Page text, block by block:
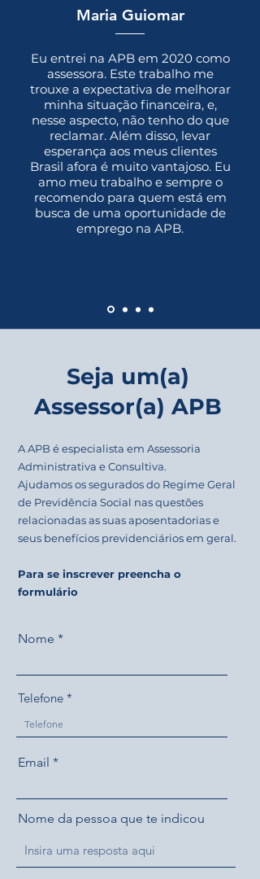
Maria Guiomar
Eu entrei na APB em 2020 como
assessora. Este trabalho me
trouxe a expectativa de melhorar
minha situação financeira, e,
nesse aspecto, não tenho do que
reclamar. Além disso, levar
esperança aos meus clientes
Brasil afora é muito vantajoso. Eu
amo meu trabalho e sempre o
recomendo para quem está em
busca de uma oportunidade de
emprego na APB.
Seja um(a)
Assessor(a) APB
A APB é especialista em Assessoria
Administrativa e Consultiva.
Ajudamos os segurados do Regime Geral
de Previdência Social nas questões
relacionadas as suas aposentadorias e
seus benefícios previdenciários em geral.
Para se inscrever preencha o
formulário
Nome
Telefone
Email
Nome da pessoa que te indicou